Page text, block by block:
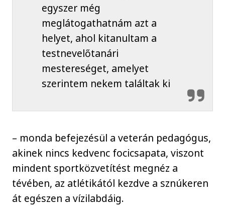
egyszer még
meglátogathatnám azt a
helyet, ahol kitanultam a
testnevelőtanári
mestereséget, amelyet
szerintem nekem találtak ki
– monda befejezésül a veterán pedagógus,
akinek nincs kedvenc focicsapata, viszont
mindent sportközvetítést megnéz a
tévében, az atlétikától kezdve a sznúkeren
át egészen a vízilabdáig.